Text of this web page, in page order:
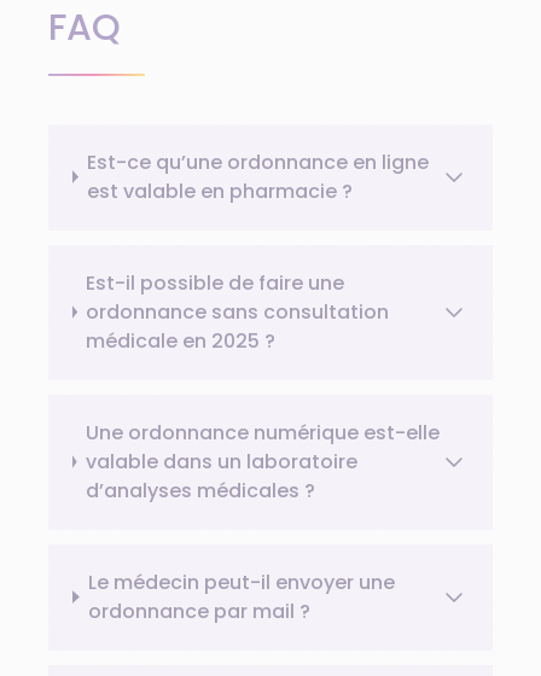
FAQ
Est-ce qu’une ordonnance en ligne
est valable en pharmacie ?
Est-il possible de faire une
ordonnance sans consultation
médicale en 2025 ?
Une ordonnance numérique est-elle
valable dans un laboratoire
d’analyses médicales ?
Le médecin peut-il envoyer une
ordonnance par mail ?